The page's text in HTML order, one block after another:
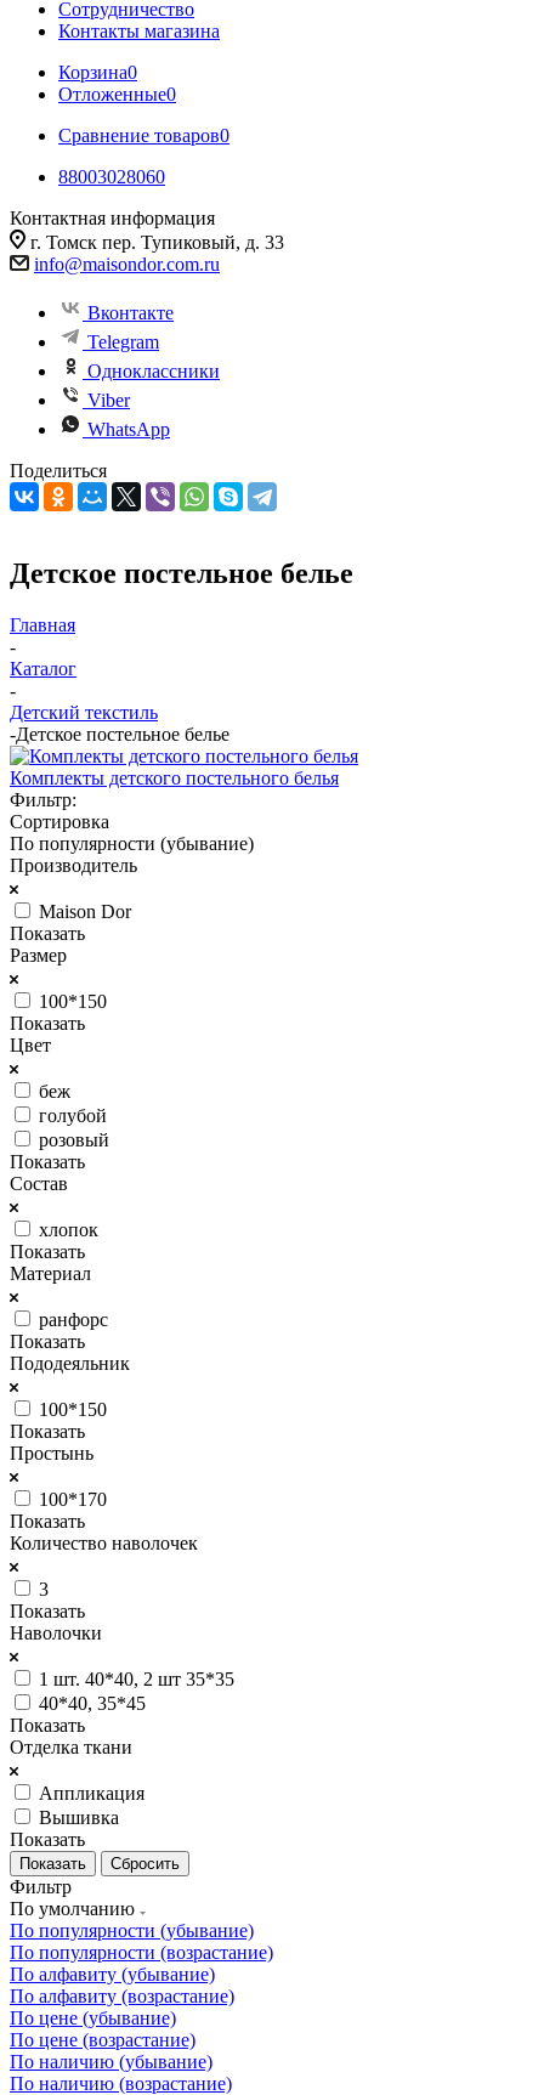
Сотрудничество
Контакты магазина
Корзина0
Отложенные0
Сравнение товаров0
88003028060
Контактная информация
г. Томск пер. Тупиковый, д. 33
info@maisondor.com.ru
Вконтакте
Telegram
Одноклассники
Viber
WhatsApp
Поделиться
Детское постельное белье
Главная
-
Каталог
-
Детский текстиль
-Детское постельное белье
Комплекты детского постельного белья
Фильтр:
Сортировка
По популярности (убывание)
Производитель
Maison Dor
Показать
Размер
100*150
Показать
Цвет
беж
голубой
розовый
Показать
Состав
хлопок
Показать
Материал
ранфорс
Показать
Пододеяльник
100*150
Показать
Простынь
100*170
Показать
Количество наволочек
3
Показать
Наволочки
1 шт. 40*40, 2 шт 35*35
40*40, 35*45
Показать
Отделка ткани
Аппликация
Вышивка
Показать
Сбросить
Фильтр
По умолчанию
По популярности (убывание)
По популярности (возрастание)
По алфавиту (убывание)
По алфавиту (возрастание)
По цене (убывание)
По цене (возрастание)
По наличию (убывание)
По наличию (возрастание)